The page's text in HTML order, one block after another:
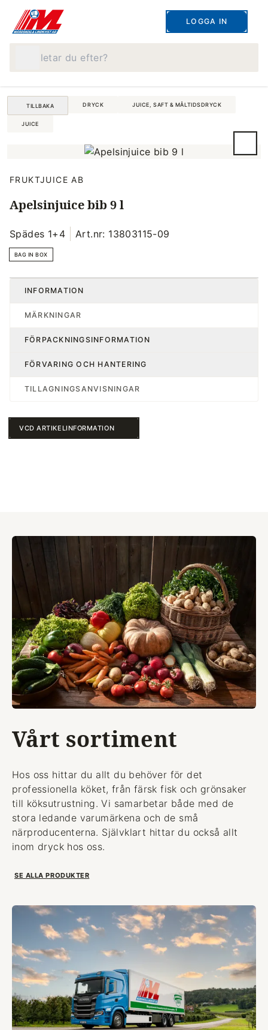
LOGGA IN
TILLBAKA DRYCK JUICE, SAFT & MÅLTIDSDRYCK
JUICE
FRUKTJUICE AB
Apelsinjuice bib 9 l
Spädes 1+4 Art.nr: 13803115-09
BAG IN BOX
INFORMATION
MÄRKNINGAR
FÖRPACKNINGSINFORMATION
FÖRVARING OCH HANTERING
TILLAGNINGSANVISNINGAR
VCD ARTIKELINFORMATION
Vårt sortiment
Hos oss hittar du allt du behöver för det
professionella köket, från färsk fisk och grönsaker
till köksutrustning. Vi samarbetar både med de
stora ledande varumärkena och de små
närproducenterna. Självklart hittar du också allt
inom dryck hos oss.
SE ALLA PRODUKTER